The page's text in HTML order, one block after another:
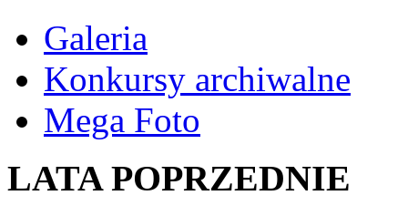
Galeria
Konkursy archiwalne
Mega Foto
LATA POPRZEDNIE